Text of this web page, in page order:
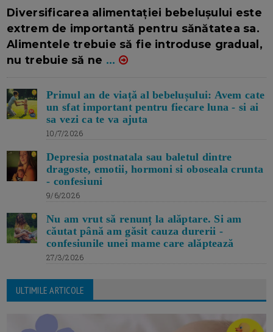
Diversificarea alimentației bebelușului este
extrem de importantă pentru sănătatea sa.
Alimentele trebuie să fie introduse gradual,
nu trebuie să ne ...
Primul an de viață al bebelușului: Avem cate
un sfat important pentru fiecare luna - si ai
sa vezi ca te va ajuta
10/7/2026
Depresia postnatala sau baletul dintre
dragoste, emotii, hormoni si oboseala crunta
- confesiuni
9/6/2026
Nu am vrut să renunț la alăptare. Si am
căutat până am găsit cauza durerii -
confesiunile unei mame care alăptează
27/3/2026
ULTIMILE ARTICOLE